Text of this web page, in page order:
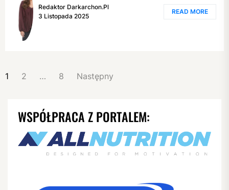
Redaktor Darkarchon.pl
3 Listopada 2025
READ MORE
NAWIGACJA
WPISACH
1 2 … 8 Następny
WSPÓŁPRACA Z PORTALEM: